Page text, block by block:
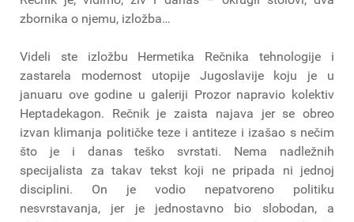
zbornika o njemu, izložba…
Videli ste izložbu Hermetika Rečnika tehnologije i
zastarela modernost utopije Jugoslavije koju je u
januaru ove godine u galeriji Prozor napravio kolektiv
Heptadekagon. Rečnik je zaista najava jer se obreo
izvan klimanja političke teze i antiteze i izašao s nečim
što je i danas teško svrstati. Nema nadležnih
specijalista za takav tekst koji ne pripada ni jednoj
disciplini. On je vodio nepatvoreno politiku
nesvrstavanja, jer je jednostavno bio slobodan, a